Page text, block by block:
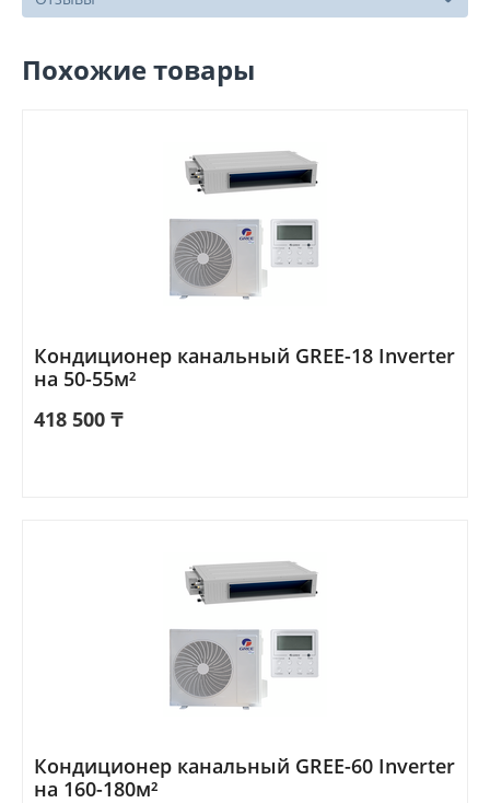
Похожие товары
Кондиционер канальный GREE-18 Inverter
на 50-55м²
418 500 ₸
Кондиционер канальный GREE-60 Inverter
на 160-180м²